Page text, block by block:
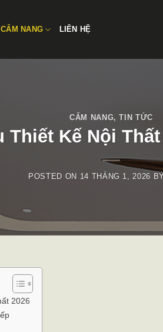
CẨM NANG LIÊN HỆ
CẨM NANG,TIN TỨC
Thiết Kế Nội
POSTED ON 14 THÁNG 1, 2026
2026